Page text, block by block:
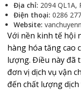
Địa chỉ: 2094 QL1A,
Điện thoại: 0286
Website:
Với nền kinh tế hội
hàng hóa tăng cao
lượng. Điều này đã
đơn vị dịch vụ vận
đến chất lượng